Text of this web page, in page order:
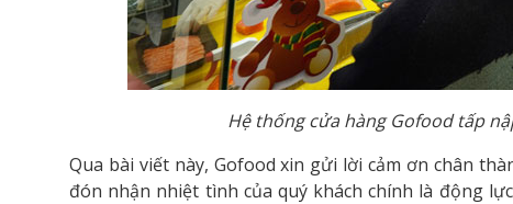
Hệ thống cửa hàng Gofood tấp
Qua bài viết này, Gofood xin gửi lời cảm ơn chân
đón nhận nhiệt tình của quý khách chính là động